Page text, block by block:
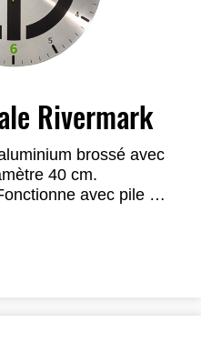
Rivermark
brossé avec
40 cm.
avec pile AA